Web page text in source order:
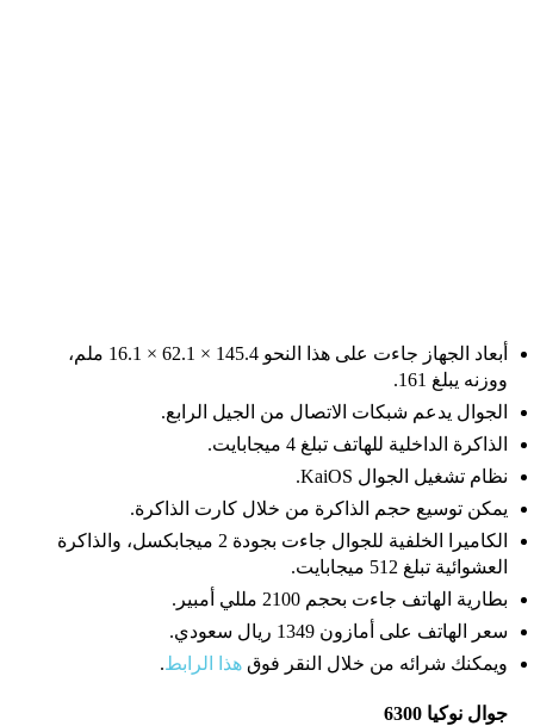
أبعاد الجهاز جاءت على هذا النحو 145.4 × 62.1 × 16.1 ملم،
ووزنه يبلغ 161.
الجوال يدعم شبكات الاتصال من الجيل الرابع.
الذاكرة الداخلية للهاتف تبلغ 4 ميجابايت.
نظام تشغيل الجوال KaiOS.
يمكن توسيع حجم الذاكرة من خلال كارت الذاكرة.
الكاميرا الخلفية للجوال جاءت بجودة 2 ميجابكسل، والذاكرة
العشوائية تبلغ 512 ميجابايت.
بطارية الهاتف جاءت بحجم 2100 مللي أمبير.
سعر الهاتف على أمازون 1349 ريال سعودي.
ويمكنك شرائه من خلال النقر فوقهذا الرابط.
جوال نوكيا 6300